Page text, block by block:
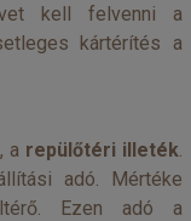
kell felvenni a
kártérítés a
a repülőtéri illeték
adó. Mértéke
Ezen adó a